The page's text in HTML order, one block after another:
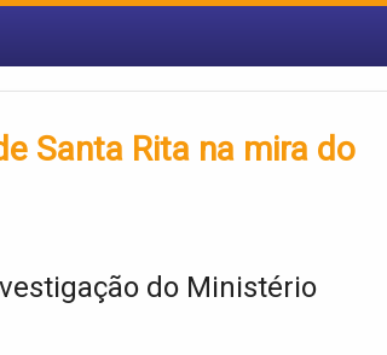
Santa Rita na mira do
do Ministério